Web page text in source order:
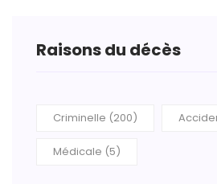
Raisons du décès
Criminelle (200)
Médicale (5)